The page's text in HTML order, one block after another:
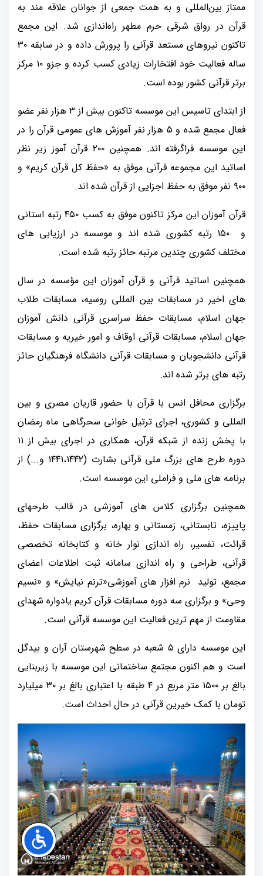
ممتاز بین‌المللی و به‌ همت جمعی از جوانان علاقه‌ مند به
قرآن در رواق شرقی حرم مطهر راه‌اندازی شد. این مجمع
تاکنون نیروهای مستعد قرآنی را پرورش داده و در سابقه ۳۰
ساله فعالیت خود افتخارات زیادی کسب کرده و جزو ۱۰ مرکز
برتر قرآنی کشور بوده است.
از ابتدای تاسیس این موسسه تاکنون بیش از ۳ هزار نفر عضو
فعال مجمع شده و ۵ هزار نفر آموزش های عمومی قرآن را در
این موسسه فراگرفته اند. همچنین ۲۰۰ قرآن آموز زیر نظر
اساتید این مجموعه قرآنی موفق به «حفظ کل قرآن کریم» و
۹۰۰ نفر موفق به حفظ اجزایی از قرآن شده اند.
قرآن آموزان این مرکز تاکنون موفق به کسب ۴۵۰ رتبه استانی
و ۱۵۰ رتبه کشوری شده اند و موسسه در ارزیابی های
مختلف کشوری چندین مرتبه حائز رتبه شده است.
همچنین اساتید قرآنی و قرآن آموزان این مؤسسه در سال
های اخیر در مسابقات بین المللی روسیه، مسابقات طلاب
جهان اسلام، مسابقات حفظ سراسری قرآنی دانش آموزان
جهان اسلام، مسابقات قرآنی اوقاف و امور خیریه و مسابقات
قرآنی دانشجویان و مسابقات قرآنی دانشگاه فرهنگیان حائز
رتبه های برتر شده اند.
برگزاری محافل انس با قرآن با حضور قاریان مصری و بین
المللی و کشوری، اجرای ترتیل خوانی سحرگاهی ماه رمضان
با پخش زنده از شبکه قرآن، همکاری در اجرای بیش از ۱۱
دوره طرح های بزرگ ملی قرآنی بشارت (۱۴۴۱،۱۴۴۲ و...) از
برنامه های ملی و فراملی این موسسه است.
همچنین برگزاری کلاس های آموزشی در قالب طرحهای
پاییزه، تابستانی، زمستانی و بهاره، برگزاری مسابقات حفظ،
قرائت، تفسیر، راه اندازی نوار خانه و کتابخانه تخصصی
قرآنی، طراحی و راه اندازی سامانه ثبت اطلاعات اعضای
مجمع، تولید نرم افزار های آموزشی«ترنم نیایش» و «نسیم
وحی» و برگزاری سه دوره مسابقات قرآن کریم یادواره شهدای
مقاومت از مهم ترین فعالیت این موسسه قرآنی است.
این موسسه دارای ۵ شعبه در سطح شهرستان آران و بیدگل
است و هم اکنون مجتمع ساختمانی این موسسه با زیربنایی
بالغ بر ۱۵۰۰ متر مربع در ۴ طبقه با اعتباری بالغ بر ۳۰ میلیارد
تومان با کمک خیرین قرآنی در حال احداث است.